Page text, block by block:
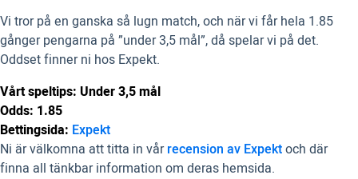
Vi tror på en ganska så lugn match, och när vi får hela 1.85
gånger pengarna på ”under 3,5 mål”, då spelar vi på det.
Oddset finner ni hos Expekt.
Vårt speltips: Under 3,5 mål
Odds: 1.85
Bettingsida: Expekt
Ni är välkomna att titta in vårrecension av Expektoch där
finna all tänkbar information om deras hemsida.